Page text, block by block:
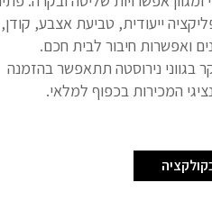
ייעודית, טביעת אצבע, קודן,
ואפשרות חיבור לבית חכם.
בגווני נירוסטה תתאפשר בהזמנה
המכירות בכפוף למלאי.